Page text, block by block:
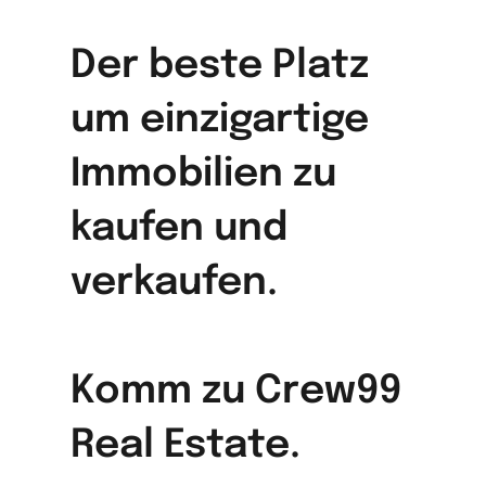
Der beste Platz
um einzigartige
Immobilien zu
kaufen und
verkaufen.
Komm zu Crew99
Real Estate.